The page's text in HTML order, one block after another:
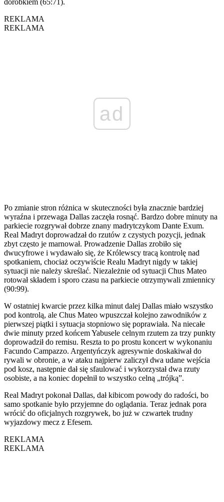
REKLAMA
REKLAMA
ad
Po zmianie stron różnica w skuteczności była znacznie bardziej
wyraźna i przewaga Dallas zaczęła rosnąć. Bardzo dobre minuty na
parkiecie rozgrywał dobrze znany madrytczykom Dante Exum.
Real Madryt doprowadzał do rzutów z czystych pozycji, jednak
zbyt często je marnował. Prowadzenie Dallas zrobiło się
dwucyfrowe i wydawało się, że Królewscy tracą kontrolę nad
spotkaniem, chociaż oczywiście Realu Madryt nigdy w takiej
sytuacji nie należy skreślać. Niezależnie od sytuacji Chus Mateo
rotował składem i sporo czasu na parkiecie otrzymywali zmiennicy
(90:99).
W ostatniej kwarcie przez kilka minut dalej Dallas miało wszystko
pod kontrolą, ale Chus Mateo wpuszczał kolejno zawodników z
pierwszej piątki i sytuacja stopniowo się poprawiała. Na niecałe
dwie minuty przed końcem Yabusele celnym rzutem za trzy punkty
doprowadził do remisu. Reszta to po prostu koncert w wykonaniu
Facundo Campazzo. Argentyńczyk agresywnie doskakiwał do
rywali w obronie, a w ataku najpierw zaliczył dwa udane wejścia
pod kosz, następnie dał się sfaulować i wykorzystał dwa rzuty
osobiste, a na koniec dopełnił to wszystko celną „trójką”.
Real Madryt pokonał Dallas, dał kibicom powody do radości, bo
samo spotkanie było przyjemne do oglądania. Teraz jednak pora
wrócić do oficjalnych rozgrywek, bo już w czwartek trudny
wyjazdowy mecz z Efesem.
REKLAMA
REKLAMA